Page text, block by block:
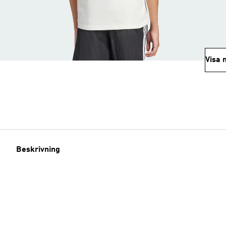
Visa
Beskrivning